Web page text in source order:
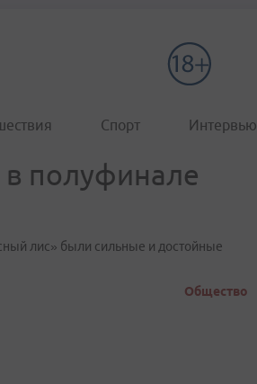
Спорт Интервью
полуфинале
лис» были сильные и достойные
Общество